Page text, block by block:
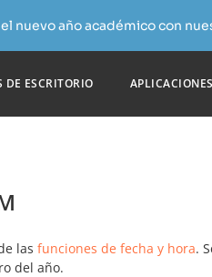
nuevo año académico con
DE ESCRITORIO
las funciones de fecha y hora.
del año.